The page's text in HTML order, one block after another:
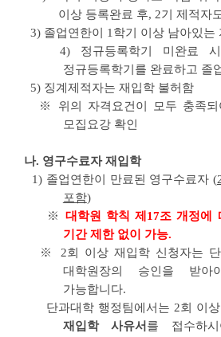
이상 등록완료 후, 2기 제적자
3) 졸업연한이 1학기 이상 남아있는
4) 정규등록학기 미완료 시
정규등록학기를 완료하고 졸
5) 징계제적자는 재입학 불허함
※ 위의 자격요건이 모두 충족되
모집요강 확인
나. 영구수료자 재입학
1) 졸업연한이 만료된 영구수료자 (
포함)
※대학원 학칙 제17조 개정에
기간 제한 없이 가능.
※ 2회 이상 재입학 신청자는 단
대학원장의 승인을 받아
가능합니다.
단과대학 행정팀에서는 2회 이상
재입학 사유서 를 접수하